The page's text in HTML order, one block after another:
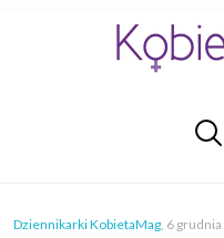
Dziennikarki KobietaMag, 6